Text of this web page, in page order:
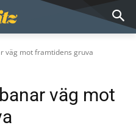
väg mot framtidens gruva
väg mot